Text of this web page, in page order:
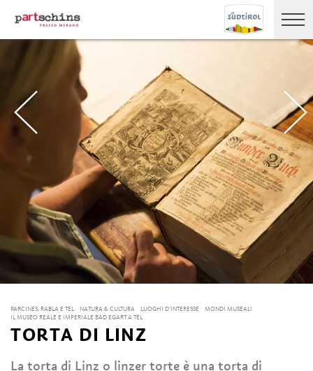
PARCINES, RABLA E TEL NATURA & CULTURA LUOGHI D’INTERESSE
MONDI MUSEALI
IL MUSEO REALE E IMPERIALE BAD EGART A TEL
TORTA DI LINZ
La torta di Linz o linzer torte è una torta di